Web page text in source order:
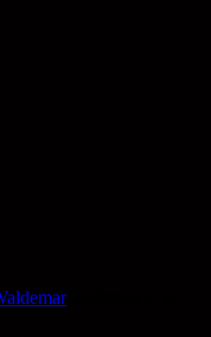
Opdateret d. 6.